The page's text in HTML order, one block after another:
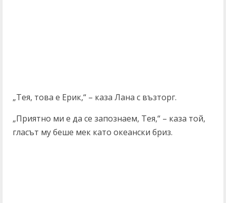
„Тея, това е Ерик,“ – каза Лана с възторг.
„Приятно ми е да се запознаем, Тея,“ – каза той,
гласът му беше мек като океански бриз.